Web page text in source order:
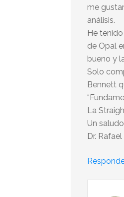
me
análisis.
He
de Opal
bueno y
Solo
Bennett
La
Un
Dr.